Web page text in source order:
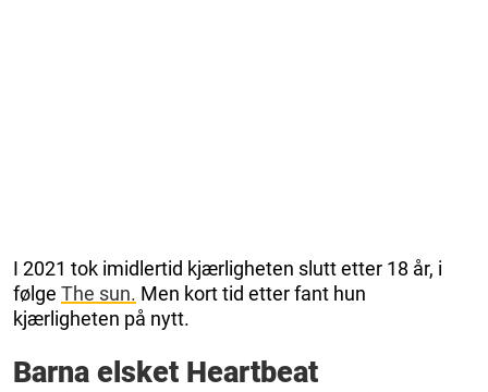
I 2021 tok imidlertid kjærligheten slutt etter 18 år, i
følge The sun. Men kort tid etter fant hun
kjærligheten på nytt.
Barna elsket Heartbeat